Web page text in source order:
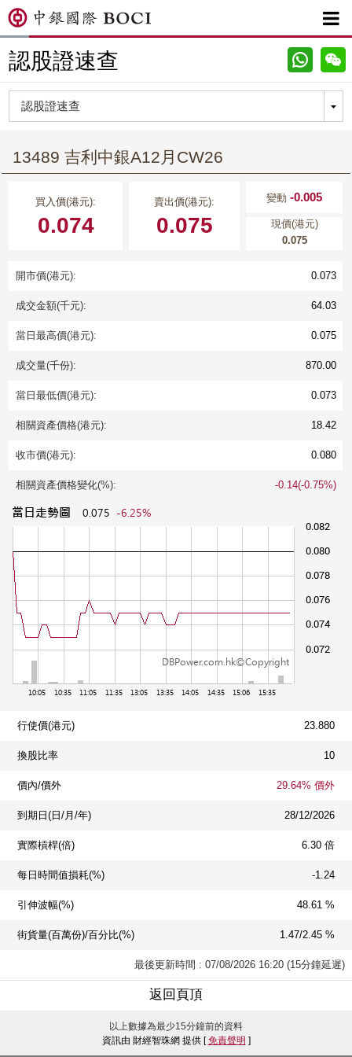

認股證速查
13489 吉利中銀A12月CW26
買入價(港元):
0.074
賣出價(港元):
0.075
變動-0.005
現價(港元)
0.075
開市價(港元): 0.073
成交金額(千元): 64.03
當日最高價(港元): 0.075
成交量(千份): 870.00
當日最低價(港元): 0.073
相關資產價格(港元): 18.42
收市價(港元): 0.080
相關資產價格變化(%): -0.14(-0.75%)
行使價(港元) 23.880
換股比率 10
價內/價外 29.64% 價外
到期日(日/月/年) 28/12/2026
實際槓桿(倍) 6.30 倍
每日時間值損耗(%) -1.24
引伸波幅(%) 48.61 %
街貨量(百萬份)/百分比(%) 1.47/2.45 %
最後更新時間 : 07/08/2026 16:20 (15分鐘延遲)
返回頁頂
以上數據為最少15分鐘前的資料
資訊由 財經智珠網 提供 [免責聲明 ]